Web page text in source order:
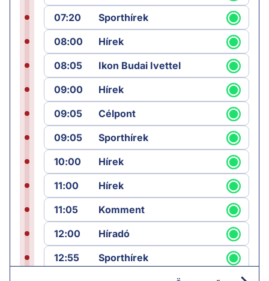
07:20
Sporthírek
08:00
Hírek
08:05
Ikon Budai Ivettel
09:00
Hírek
09:05
Célpont
09:05
Sporthírek
10:00
Hírek
11:00
Hírek
11:05
Komment
12:00
Híradó
12:55
Sporthírek